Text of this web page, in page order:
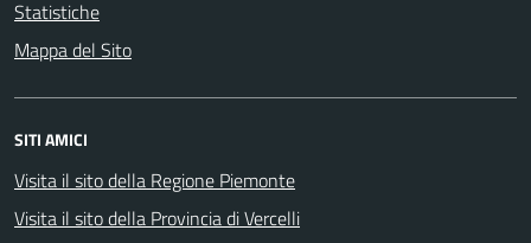
Statistiche
Mappa del Sito
SITI AMICI
Visita il sito della Regione Piemonte
Visita il sito della Provincia di Vercelli